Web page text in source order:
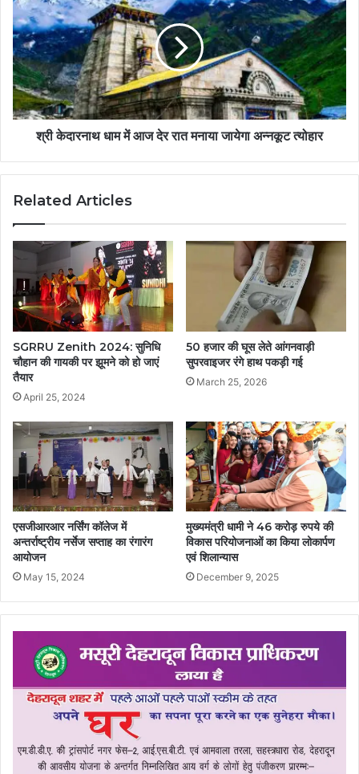
श्री केदारनाथ धाम में आज देर रात मनाया जायेगा अन्नकूट त्योहार
Related Articles
SGRRU Zenith 2024: सुनिधि
चौहान की गायकी पर झूमने को हो जाएं
तैयार
April 25, 2024
50 हजार की घूस लेते आंगनवाड़ी
सुपरवाइजर रंगे हाथ पकड़ी गई
March 25, 2026
एसजीआरआर नर्सिंग कॉलेज में
अन्तर्राष्ट्रीय नर्सेज सप्ताह का रंगारंग
आयोजन
May 15, 2024
मुख्यमंत्री धामी ने 46 करोड़ रुपये की
विकास परियोजनाओं का किया लोकार्पण
एवं शिलान्यास
December 9, 2025